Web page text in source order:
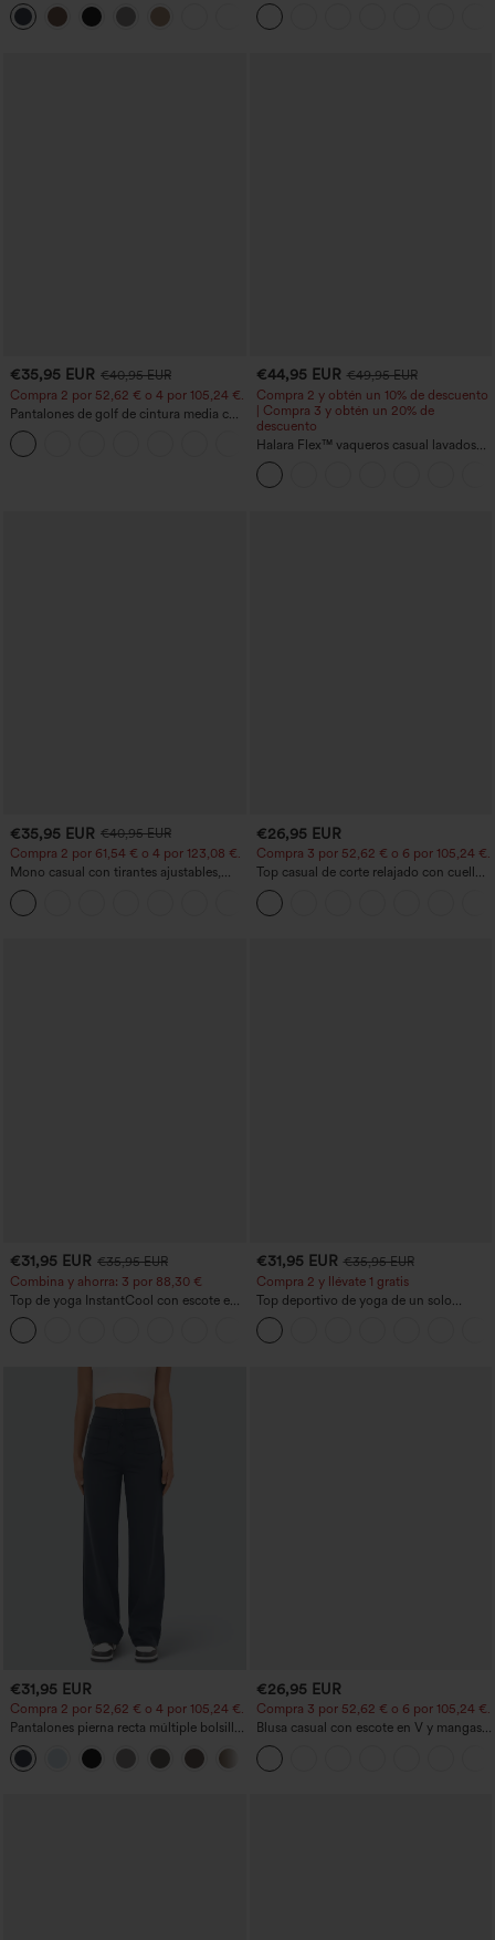
con bolsillo lateral con cremallera
estilo casual con tacto de lino.
€35,95 EUR €40,95 EUR
Compra 2 por 52,62 € o 4 por 105,24 €.
Pantalones de golf de cintura media con
cordón, dobladillo curvo, secado rápido,
de corte cónico y con bolsillos - UPF40+
+2
€44,95 EUR €49,95 EUR
Compra 2 y obtén un 10% de descuento
| Compra 3 y obtén un 20% de
descuento
Halara Flex™ vaqueros casual lavados
asimétricos de tiro bajo con bolsillos
con cremallera, corte baggy y pierna
ancha
€35,95 EUR €40,95 EUR
Compra 2 por 61,54 € o 4 por 123,08 €.
Mono casual con tirantes ajustables,
fruncidos, pierna ancha, tejido jaspeado
y bolsillos - Easy Peezy
€26,95 EUR
Compra 3 por 52,62 € o 6 por 105,24 €.
Top casual de corte relajado con cuello
redondo y mangas murciélago.
€31,95 EUR €35,95 EUR
Combina y ahorra: 3 por 88,30 €
Top de yoga InstantCool con escote en
U y bajo curvado - UPF50+
€31,95 EUR €35,95 EUR
Compra 2 y llévate 1 gratis
Top deportivo de yoga de un solo
hombro, manga larga con agujero para
el pulgar, dobladillo curvo estilo high-
low (frente más corto, espalda más
€31,95 EUR
Compra 2 por 52,62 € o 4 por 105,24 €.
Pantalones pierna recta múltiple bolsillo
botón tiro alto
€26,95 EUR
Compra 3 por 52,62 € o 6 por 105,24 €.
Blusa casual con escote en V y mangas
cortas abullonadas